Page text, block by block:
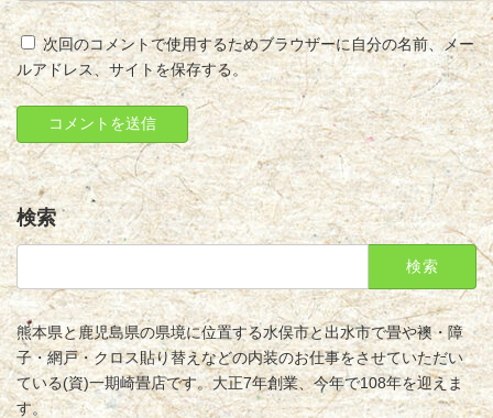
次回のコメントで使用するためブラウザーに自分の名前、メー
ルアドレス、サイトを保存する。
検索
検
索:
熊本県と鹿児島県の県境に位置する水俣市と出水市で畳や襖・障
子・網戸・クロス貼り替えなどの内装のお仕事をさせていただい
ている(資)一期崎畳店です。大正7年創業、今年で108年を迎えま
す。